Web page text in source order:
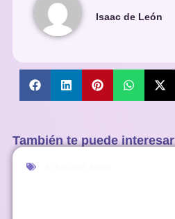
Isaac de León
También te puede interesar